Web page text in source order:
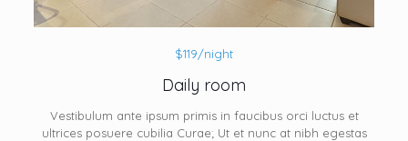
$119/night
Daily room
Vestibulum ante ipsum primis in faucibus orci luctus et
ultrices posuere cubilia Curae; Ut et nunc at nibh egestas